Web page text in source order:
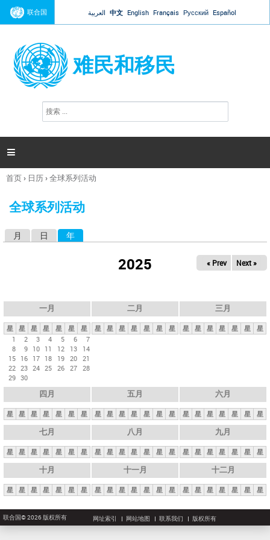
Jump to navigation
联合国 العربية 中文 English Français Русский Español
难民和移民
搜
索

你
这
首页› 日历›全球系列活动
全球系列活动
月 日 年
2025 « Prev Next »
一月
星 星 星 星 星 星
星
1
2 3 4 5 6
7
8
9 10 11 12 13
14
15 16 17 18 19 20 21
22 23 24 25 26 27 28
29 30
二月
星 星 星 星 星 星 星
三月
星 星 星 星 星 星 星
四月
星 星 星 星 星 星 星
五月
星 星 星 星 星 星 星
六月
星 星 星 星 星 星 星
七月
星 星 星 星 星 星 星
八月
星 星 星 星 星 星 星
九月
星 星 星 星 星 星 星
十月
星 星 星 星 星 星 星
十一月
星 星 星 星 星 星 星
十二月
星 星 星 星 星 星 星
联合国© 2026 版权所有 网址索引 网站地图 联系我们 版权所有